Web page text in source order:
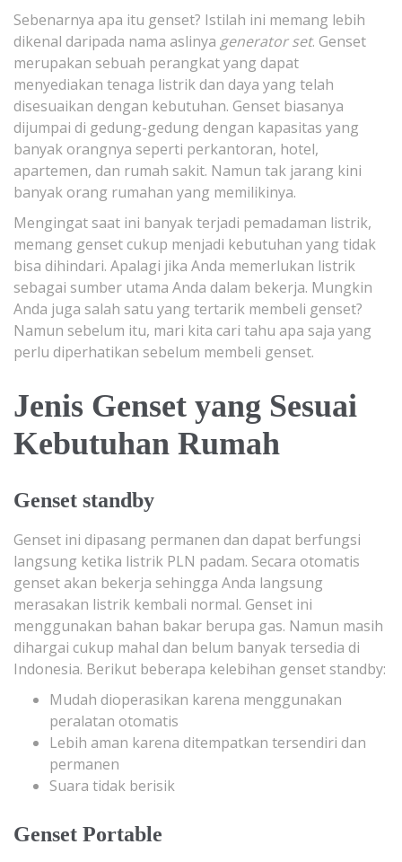
Sebenarnya apa itu genset? Istilah ini memang lebih
dikenal daripada nama aslinya generator set. Genset
merupakan sebuah perangkat yang dapat
menyediakan tenaga listrik dan daya yang telah
disesuaikan dengan kebutuhan. Genset biasanya
dijumpai di gedung-gedung dengan kapasitas yang
banyak orangnya seperti perkantoran, hotel,
apartemen, dan rumah sakit. Namun tak jarang kini
banyak orang rumahan yang memilikinya.
Mengingat saat ini banyak terjadi pemadaman listrik,
memang genset cukup menjadi kebutuhan yang tidak
bisa dihindari. Apalagi jika Anda memerlukan listrik
sebagai sumber utama Anda dalam bekerja. Mungkin
Anda juga salah satu yang tertarik membeli genset?
Namun sebelum itu, mari kita cari tahu apa saja yang
perlu diperhatikan sebelum membeli genset.
Jenis Genset yang Sesuai
Kebutuhan Rumah
Genset standby
Genset ini dipasang permanen dan dapat berfungsi
langsung ketika listrik PLN padam. Secara otomatis
genset akan bekerja sehingga Anda langsung
merasakan listrik kembali normal. Genset ini
menggunakan bahan bakar berupa gas. Namun masih
dihargai cukup mahal dan belum banyak tersedia di
Indonesia. Berikut beberapa kelebihan genset standby:
Mudah dioperasikan karena menggunakan
peralatan otomatis
Lebih aman karena ditempatkan tersendiri dan
permanen
Suara tidak berisik
Genset Portable